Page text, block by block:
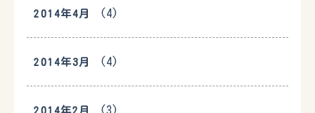
2014年4月 (4)
2014年3月 (4)
2014年2月 (3)